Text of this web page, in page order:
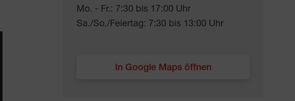
Mo. - Fr.: 7:30 bis 17:00 Uhr
Sa./So./Feiertag: 7:30 bis 13:00 Uhr
In Google Maps öffnen